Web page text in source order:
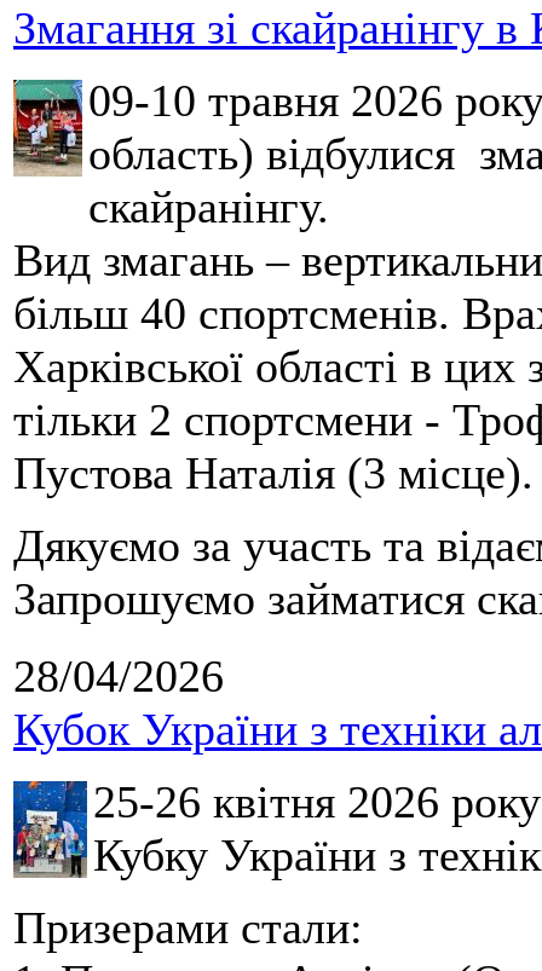
Змагання зі скайранінгу в
09-10 травня 2026
область) відбулися
скайранінгу.
Вид змагань –
більш 40 спортсменів.
Харківської області в
тільки 2 спортсмени -
Пустова Наталія (3 місце).
Дякуємо за участь та
Запрошуємо займатися
28/04/2026
Кубок України з техніки
25-26 квітня 2026
Кубку України з
Призерами стали: